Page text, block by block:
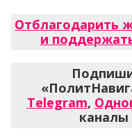
Отблагодарить
и
Telegram,
каналы